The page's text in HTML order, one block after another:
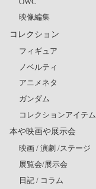
映像編集
コレクション
フィギュア
ノベルティ
アニメネタ
ガンダム
コレクションアイテム
本や映画や展示会
映画 / 演劇 /ステージ
展覧会/展示会
日記 / コラム